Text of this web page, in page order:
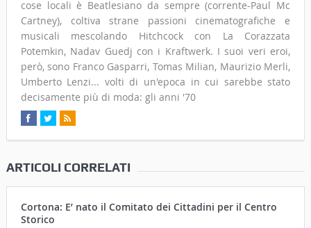
cose locali è Beatlesiano da sempre (corrente-Paul Mc
Cartney), coltiva strane passioni cinematografiche e
musicali mescolando Hitchcock con La Corazzata
Potemkin, Nadav Guedj con i Kraftwerk. I suoi veri eroi,
però, sono Franco Gasparri, Tomas Milian, Maurizio Merli,
Umberto Lenzi... volti di un'epoca in cui sarebbe stato
decisamente più di moda: gli anni '70
ARTICOLI CORRELATI
Cortona: E’ nato il Comitato dei Cittadini per il Centro
Storico